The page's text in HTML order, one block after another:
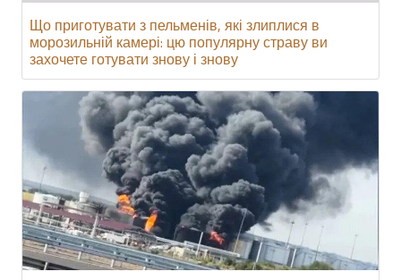
Що приготувати з пельменів, які злиплися в
морозильній камері: цю популярну страву ви
захочете готувати знову і знову